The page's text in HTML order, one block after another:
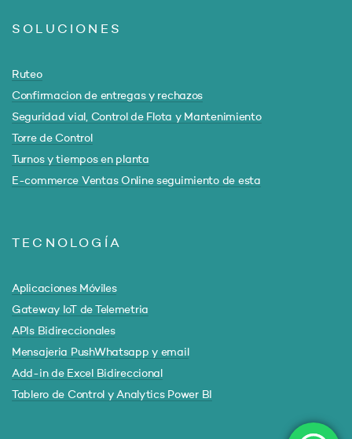
SOLUCIONES
Ruteo
Confirmacion de entregas y rechazos
Seguridad vial, Control de Flota y Mantenimiento
Torre de Control
Turnos y tiempos en planta
E-commerce Ventas Online seguimiento de esta
TECNOLOGÍA
Aplicaciones Móviles
Gateway IoT de Telemetria
APIs Bidireccionales
Mensajeria PushWhatsapp y email
Add-in de Excel Bidireccional
Tablero de Control y Analytics Power BI